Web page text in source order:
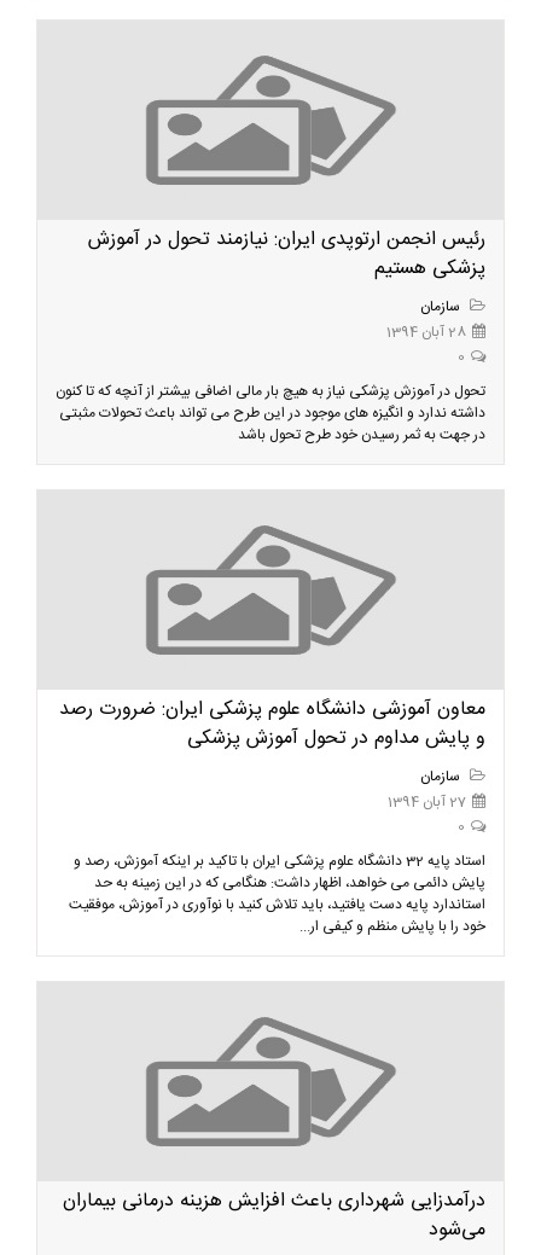
رئیس انجمن ارتوپدی ایران: نیازمند تحول در آموزش
پزشکی هستیم
سازمان
28 آبان 1394
0
تحول در آموزش پزشکی نیاز به هیچ بار مالی اضافی بیشتر از آنچه که تا کنون
داشته ندارد و انگیزه های موجود در این طرح می تواند باعث تحولات مثبتی
در جهت به ثمر رسیدن خود طرح تحول باشد
معاون آموزشی دانشگاه علوم پزشکی ایران: ضرورت رصد
و پایش مداوم در تحول آموزش پزشکی
سازمان
27 آبان 1394
0
استاد پایه 32 دانشگاه علوم پزشکی ایران با تاکید بر اینکه آموزش، رصد و
پایش دائمی می خواهد، اظهار داشت: هنگامی که در این زمینه به حد
استاندارد پایه دست یافتید، باید تلاش کنید با نوآوری در آموزش، موفقیت
خود را با پایش منظم و کیفی ار...
درآمدزایی شهرداری باعث افزایش هزینه درمانی بیماران
می‌شود